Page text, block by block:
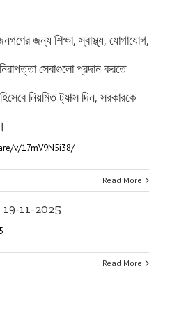
জন্য শিক্ষা, স্বাস্থ্য, যোগাযোগ,
সেবাগুলো প্রদান করতে
নিয়মিত ট্যাক্স দিন, সরকারকে
v/17mV9N5i38/
Read More
11-2025
Read More